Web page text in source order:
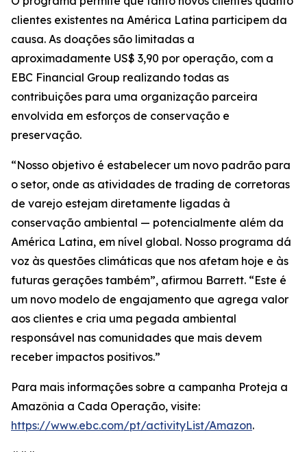
clientes existentes na América Latina participem da
causa. As doações são limitadas a
aproximadamente US$ 3,90 por operação, com a
EBC Financial Group realizando todas as
contribuições para uma organização parceira
envolvida em esforços de conservação e
preservação.
“Nosso objetivo é estabelecer um novo padrão para
o setor, onde as atividades de trading de corretoras
de varejo estejam diretamente ligadas à
conservação ambiental — potencialmente além da
América Latina, em nível global. Nosso programa dá
voz às questões climáticas que nos afetam hoje e às
futuras gerações também”, afirmou Barrett. “Este é
um novo modelo de engajamento que agrega valor
aos clientes e cria uma pegada ambiental
responsável nas comunidades que mais devem
receber impactos positivos.”
Para mais informações sobre a campanha Proteja a
Amazônia a Cada Operação, visite:
https://www.ebc.com/pt/activityList/Amazon.